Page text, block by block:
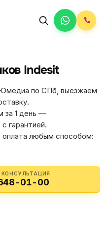
Indesit
по СПб, выезжаем
за 1 день —
гарантией.
оплата любым способом:
01-00